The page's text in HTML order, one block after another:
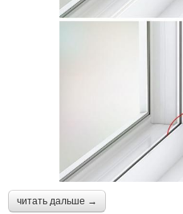
читать дальше →